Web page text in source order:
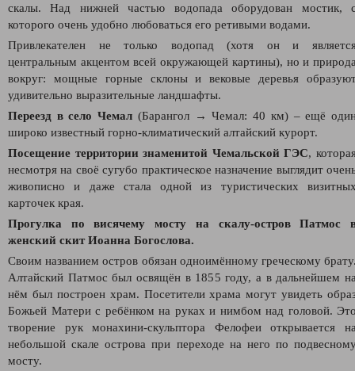
скалы. Над нижней частью водопада оборудован мостик,
которого очень удобно любоваться его ретивыми водами.
Привлекателен не только водопад (хотя он и
центральным акцентом всей окружающей картины), но и
вокруг: мощные горные склоны и вековые деревья
удивительно выразительные ландшафты.
Переезд в село Чемал (Барангол → Чемал: 40 км) – ещё
широко известный горно-климатический алтайский курорт.
Посещение территории знаменитой Чемальской ГЭС,
несмотря на своё сугубо практическое назначение выглядит
живописно и даже стала одной из туристических
карточек края.
Прогулка по висячему мосту на скалу-остров Патмос
женский скит Иоанна Богослова.
Своим названием остров обязан одноимённому греческому
Алтайский Патмос был освящён в 1855 году, а в дальнейшем
нём был построен храм. Посетители храма могут увидеть
Божьей Матери с ребёнком на руках и нимбом над головой.
творение рук монахини-скульптора Фелофеи открывается
небольшой скале острова при переходе на него по
мосту.